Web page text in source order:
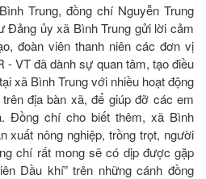
Trung, đồng chí Nguyễn Trung
Đảng ủy xã Bình Trung gửi lời cảm
đoàn viên thanh niên các đơn vị
- VT đã dành sự quan tâm, tạo điều
xã Bình Trung với nhiều hoạt động
địa bàn xã, để giúp đỡ các em
Đồng chí cho biết thêm, xã Bình
xuất nông nghiệp, trồng trọt, người
chí rất mong sẽ có dịp được gặp
Dầu khí” trên những cánh đồng